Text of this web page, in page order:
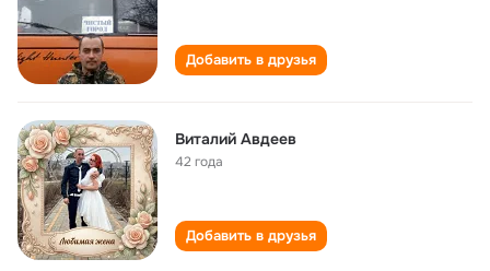
Добавить в друзья
Виталий Авдеев
42 года
Добавить в друзья